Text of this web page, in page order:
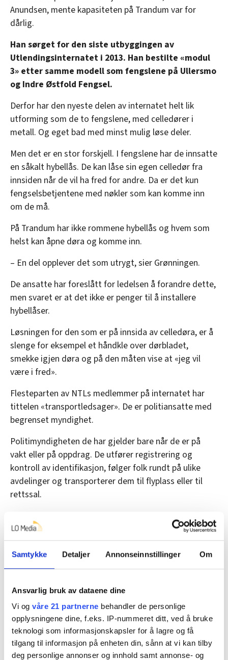
Samtykke Detaljer Annonseinnstillinger Om
Ansvarlig bruk av dataene dine
Vi og våre 21 partnerne behandler de personlige
opplysningene dine, f.eks. IP-nummeret ditt, ved å bruke
teknologi som informasjonskapsler for å lagre og få
tilgang til informasjon på enheten din, sånn at vi kan tilby
deg personlige annonser og innhold samt annonse- og
Anundsen, mente kapasiteten på Trandum var for
dårlig.
Han sørget for den siste utbyggingen av
Utlendingsinternatet i 2013. Han bestilte «modul
3» etter samme modell som fengslene på Ullersmo
og Indre Østfold Fengsel.
Derfor har den nyeste delen av internatet helt lik
utforming som de to fengslene, med celledører i
metall. Og eget bad med minst mulig løse deler.
Men det er en stor forskjell. I fengslene har de innsatte
en såkalt hybellås. De kan låse sin egen celledør fra
innsiden når de vil ha fred for andre. Da er det kun
fengselsbetjentene med nøkler som kan komme inn
om de må.
På Trandum har ikke rommene hybellås og hvem som
helst kan åpne døra og komme inn.
– En del opplever det som utrygt, sier Grønningen.
De ansatte har foreslått for ledelsen å forandre dette,
men svaret er at det ikke er penger til å installere
hybellåser.
Løsningen for den som er på innsida av celledøra, er å
slenge for eksempel et håndkle over dørbladet,
smekke igjen døra og på den måten vise at «jeg vil
være i fred».
Flesteparten av NTLs medlemmer på internatet har
tittelen «transportledsager». De er politiansatte med
begrenset myndighet.
Politimyndigheten de har gjelder bare når de er på
vakt eller på oppdrag. De utfører registrering og
kontroll av identifikasjon, følger folk rundt på ulike
avdelinger og transporterer dem til flyplass eller til
rettssal.